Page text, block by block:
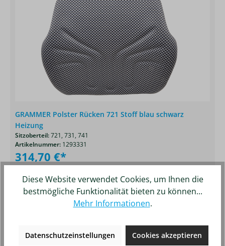
GRAMMER Polster Rücken 721 Stoff blau schwarz
Heizung
Sitzoberteil:721, 731, 741
Artikelnummer: 1293331
314,70 €*
Details
Produktgalerie überspringen
Kunden kauften auch
Diese Website verwendet Cookies, um Ihnen die
bestmögliche Funktionalität bieten zu können...
Mehr Informationen.
Datenschutzeinstellungen Cookies akzeptieren